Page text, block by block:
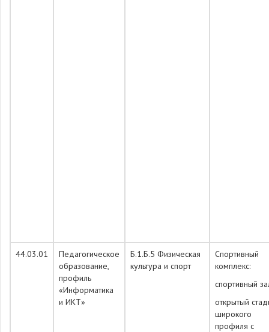
44.03.01
Педагогическое
образование,
профиль
«Информатика
и ИКТ»
Б.1.Б.5 Физическая
культура и спорт
Спортивный
комплекс:
спортивный
открытый
широкого
профиля с